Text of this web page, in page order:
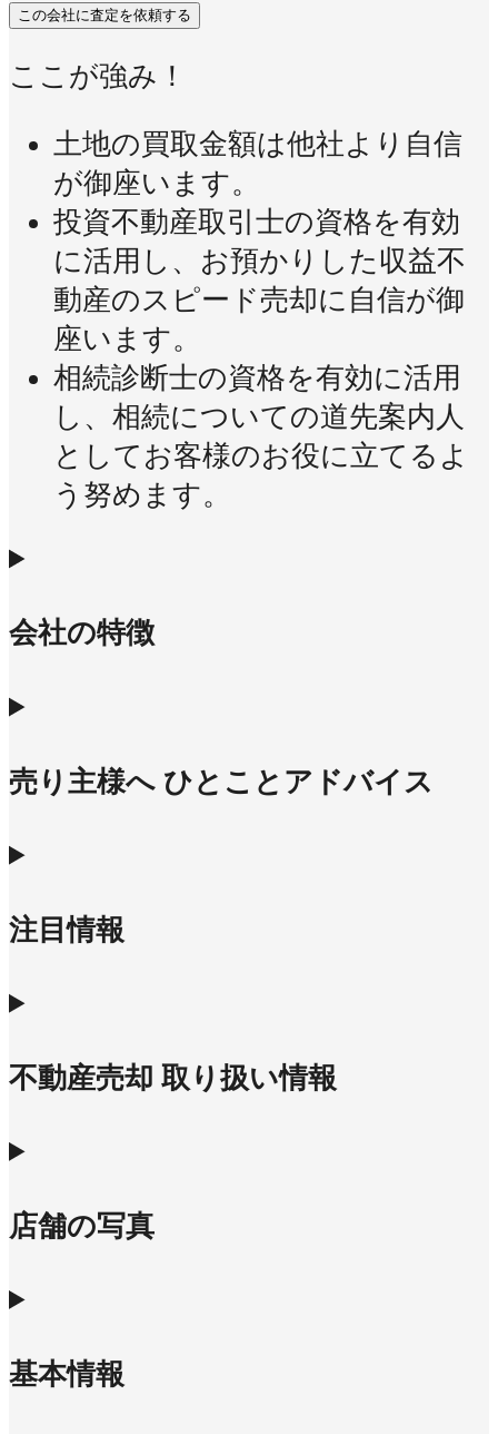
この会社に査定を依頼する
ここが強み！
土地の買取金額は他社より自信
が御座います。
投資不動産取引士の資格を有効
に活用し、お預かりした収益不
動産のスピード売却に自信が御
座います。
相続診断士の資格を有効に活用
し、相続についての道先案内人
としてお客様のお役に立てるよ
う努めます。
会社の特徴
売り主様へ ひとことアドバイス
注目情報
不動産売却 取り扱い情報
店舗の写真
基本情報